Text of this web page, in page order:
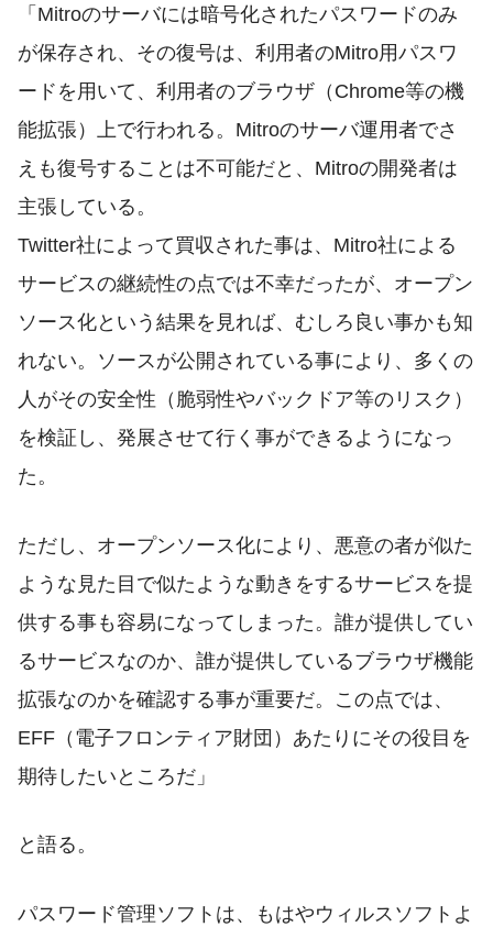
「Mitroのサーバには暗号化されたパスワードのみ
が保存され、その復号は、利用者のMitro用パスワ
ードを用いて、利用者のブラウザ（Chrome等の機
能拡張）上で行われる。Mitroのサーバ運用者でさ
えも復号することは不可能だと、Mitroの開発者は
主張している。
Twitter社によって買収された事は、Mitro社による
サービスの継続性の点では不幸だったが、オープン
ソース化という結果を見れば、むしろ良い事かも知
れない。ソースが公開されている事により、多くの
人がその安全性（脆弱性やバックドア等のリスク）
を検証し、発展させて行く事ができるようになっ
た。
ただし、オープンソース化により、悪意の者が似た
ような見た目で似たような動きをするサービスを提
供する事も容易になってしまった。誰が提供してい
るサービスなのか、誰が提供しているブラウザ機能
拡張なのかを確認する事が重要だ。この点では、
EFF（電子フロンティア財団）あたりにその役目を
期待したいところだ」
と語る。
パスワード管理ソフトは、もはやウィルスソフトよ